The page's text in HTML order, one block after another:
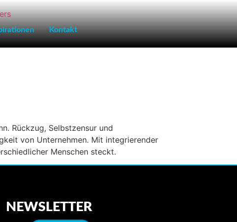
Kontakt
Rückzug, Selbstzensur und
von Unternehmen. Mit integrierender
Menschen steckt.
NEWSLETTER